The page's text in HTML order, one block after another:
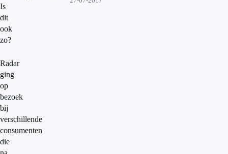
Is
dit
ook
zo?
Radar
ging
op
bezoek
bij
verschillende
consumenten
die